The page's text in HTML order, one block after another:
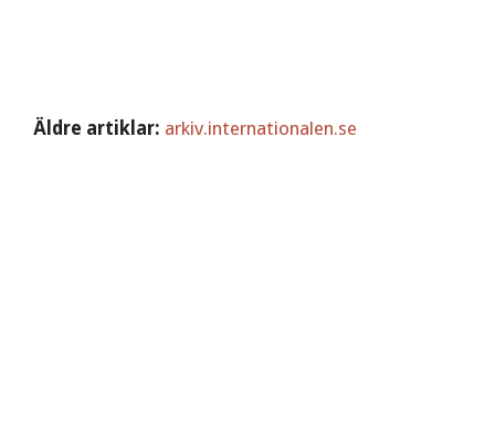
Äldre artiklar: arkiv.internationalen.se